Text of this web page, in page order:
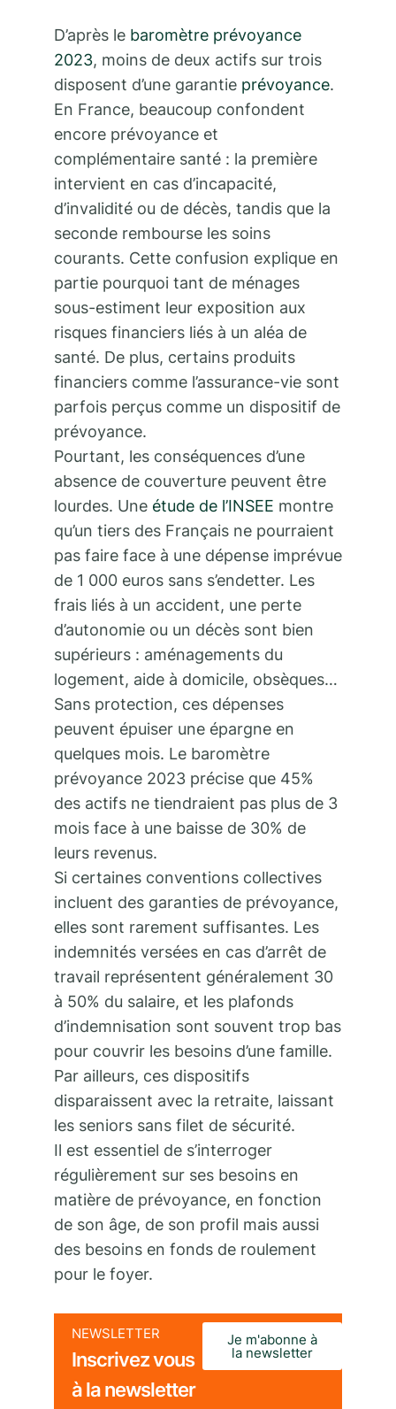
D’après le baromètre prévoyance
2023, moins de deux actifs sur trois
disposent d’une garantie prévoyance.
En France, beaucoup confondent
encore prévoyance et
complémentaire santé : la première
intervient en cas d’incapacité,
d’invalidité ou de décès, tandis que la
seconde rembourse les soins
courants. Cette confusion explique en
partie pourquoi tant de ménages
sous-estiment leur exposition aux
risques financiers liés à un aléa de
santé. De plus, certains produits
financiers comme l’assurance-vie sont
parfois perçus comme un dispositif de
prévoyance.
Pourtant, les conséquences d’une
absence de couverture peuvent être
lourdes. Une étude de l’INSEE montre
qu’un tiers des Français ne pourraient
pas faire face à une dépense imprévue
de 1 000 euros sans s’endetter. Les
frais liés à un accident, une perte
d’autonomie ou un décès sont bien
supérieurs : aménagements du
logement, aide à domicile, obsèques…
Sans protection, ces dépenses
peuvent épuiser une épargne en
quelques mois. Le baromètre
prévoyance 2023 précise que 45%
des actifs ne tiendraient pas plus de 3
mois face à une baisse de 30% de
leurs revenus.
Si certaines conventions collectives
incluent des garanties de prévoyance,
elles sont rarement suffisantes. Les
indemnités versées en cas d’arrêt de
travail représentent généralement 30
à 50% du salaire, et les plafonds
d’indemnisation sont souvent trop bas
pour couvrir les besoins d’une famille.
Par ailleurs, ces dispositifs
disparaissent avec la retraite, laissant
les seniors sans filet de sécurité.
Il est essentiel de s’interroger
régulièrement sur ses besoins en
matière de prévoyance, en fonction
de son âge, de son profil mais aussi
des besoins en fonds de roulement
pour le foyer.
NEWSLETTER
Inscrivez vous
à la newsletter
Je m'abonne à
la newsletter